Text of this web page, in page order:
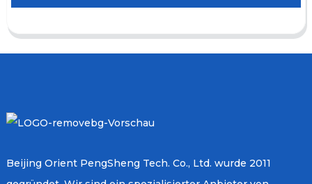
Beijing Orient PengSheng Tech. Co., Ltd. wurde 2011